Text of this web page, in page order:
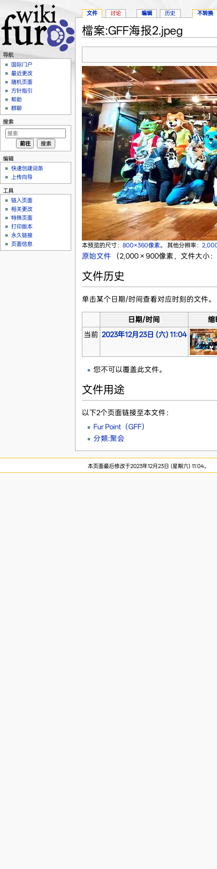
檔案:GFF海报2.jpeg
本预览的尺寸： 800×360像素。 其他分辨率：
原始文件‎ （2,000 × 900像素，文件大小
文件历史
单击某个日期/时间查看对应时刻的文件。
日期/时间
缩
当前 2023年12月23日 (六) 11:04
您不可以覆盖此文件。
文件用途
以下2个页面链接至本文件：
Fur Point（GFF）
分類:聚会
文件 讨论 编辑 历史 不转换
导航
国际门户
最近更改
随机页面
方针指引
帮助
群聊
搜索
编辑
快速创建词条
上传向导
工具
链入页面
相关更改
特殊页面
打印版本
永久链接
页面信息
本页面最后修改于2023年12月23日 (星期六) 11:04。